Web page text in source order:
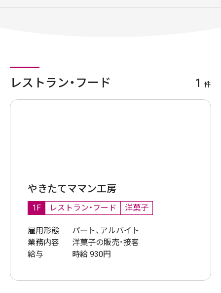
レストラン・フード 1 件
やきたてママン工房
1F レストラン・フード 洋菓子
雇用形態
パート、アルバイト
業務内容
洋菓子の販売･接客
給与
時給 930円